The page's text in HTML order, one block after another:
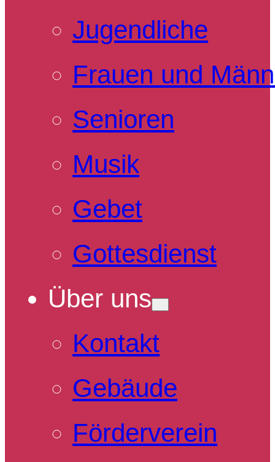
Jugendliche
Frauen und
Senioren
Musik
Gebet
Gottesdienst
Über uns
Kontakt
Gebäude
Förderverein